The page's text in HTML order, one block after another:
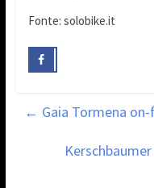
Fonte: solobike.it
← Gaia Tormena